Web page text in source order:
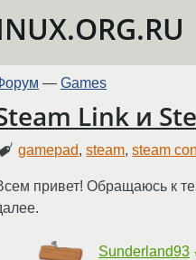
— Games
Link и
gamepad,steam,steam
привет! Обращаюсь к
Sunderland93